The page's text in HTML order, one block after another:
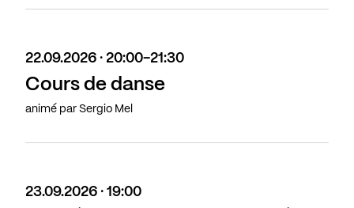
22.09.2026 · 20:00-21:30
Cours de danse
animé par Sergio Mel
23.09.2026 · 19:00